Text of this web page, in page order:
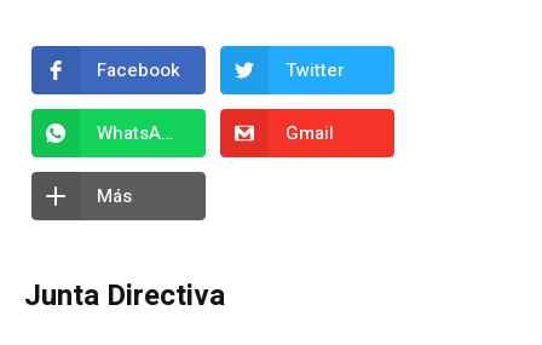
Facebook Twitter
WhatsApp Gmail
Más
Junta Directiva